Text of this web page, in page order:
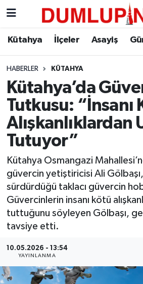
Kütahya İlçeler Asayiş
HABERLER KÜTAHYA
Kütahya’da
Tutkusu: “İnsanı
Alışkanlıklardan
Tutuyor”
Kütahya Osmangazi
güvercin yetiştiricisi Ali Gölbaşı,
sürdürdüğü taklacı güvercin
Güvercinlerin insanı kötü
tuttuğunu söyleyen Gölbaşı,
tavsiye etti.
10.05.2026 - 13:54
YAYINLANMA
Asayiş
Diğer
Dünya
Eğitim
Ekonomi
Eleman
Emlak
Gündem
Haber
Haber İlanlar
Kütahya Hava Durumu
Kütahya Trafik Yoğunluk
Süper Lig Puan Durumu ve
Tüm Manşetler
Son Dakika Haberleri
Haber Arşivi